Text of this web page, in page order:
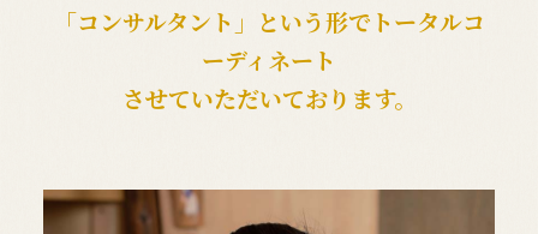
「コンサルタント」という形でトータルコ
ーディネート
させていただいております。